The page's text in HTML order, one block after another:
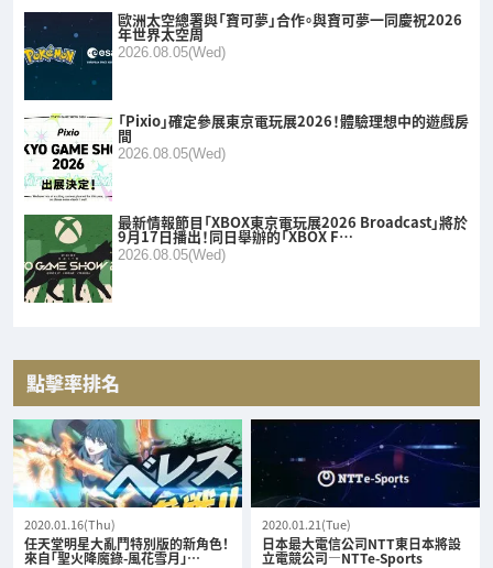
歐洲太空總署與「寶可夢」合作。與寶可夢一同慶祝2026
年世界太空周
2026.08.05(Wed)
「Pixio」確定參展東京電玩展2026！體驗理想中的遊戲房
間
2026.08.05(Wed)
最新情報節目「XBOX東京電玩展2026 Broadcast」將於
9月17日播出！同日舉辦的「XBOX F…
2026.08.05(Wed)
點擊率排名
2020.01.16(Thu)
任天堂明星大亂鬥特別版的新角色！
來自「聖火降魔錄-風花雪月」…
2020.01.21(Tue)
日本最大電信公司NTT東日本將設
立電競公司—NTTe-Sports